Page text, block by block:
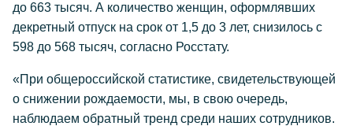
до 663 тысяч. А количество женщин, оформлявших
декретный отпуск на срок от 1,5 до 3 лет, снизилось с
598 до 568 тысяч, согласно Росстату.
«При общероссийской статистике, свидетельствующей
о снижении рождаемости, мы, в свою очередь,
наблюдаем обратный тренд среди наших сотрудников.